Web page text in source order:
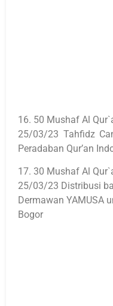
16. 50 Mushaf Al
25/03/23 Tahfidz
Peradaban Qur’an
17. 30 Mushaf Al
25/03/23 Distribusi
Dermawan YAMUSA
Bogor